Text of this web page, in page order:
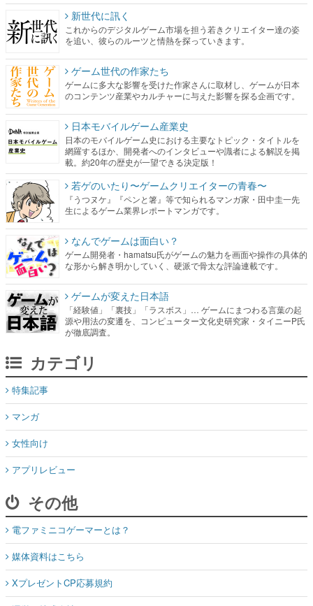
新世代に訊く
これからのデジタルゲーム市場を担う若きクリエイター達の姿
を追い、彼らのルーツと情熱を探っていきます。
ゲーム世代の作家たち
ゲームに多大な影響を受けた作家さんに取材し、ゲームが日本
のコンテンツ産業やカルチャーに与えた影響を探る企画です。
日本モバイルゲーム産業史
日本のモバイルゲーム史における主要なトピック・タイトルを
網羅するほか、開発者へのインタビューや識者による解説を掲
載。約20年の歴史が一望できる決定版！
若ゲのいたり〜ゲームクリエイターの青春〜
『うつヌケ』『ペンと箸』等で知られるマンガ家・田中圭一先
生によるゲーム業界レポートマンガです。
なんでゲームは面白い？
ゲーム開発者・hamatsu氏がゲームの魅力を画面や操作の具体的
な形から解き明かしていく、硬派で骨太な評論連載です。
ゲームが変えた日本語
「経験値」「裏技」「ラスボス」… ゲームにまつわる言葉の起
源や用法の変遷を、コンピューター文化史研究家・タイニーP氏
が徹底調査。
カテゴリ
特集記事
マンガ
女性向け
アプリレビュー
その他
電ファミニコゲーマーとは？
媒体資料はこちら
XプレゼントCP応募規約